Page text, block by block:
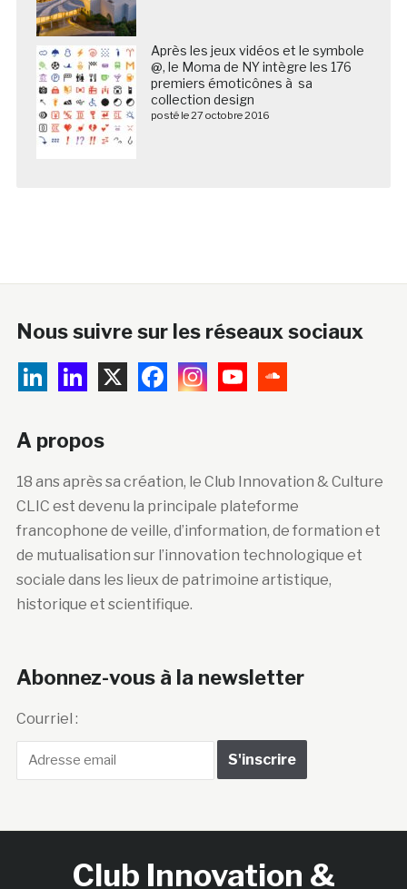
Après les jeux vidéos et le symbole
@, le Moma de NY intègre les 176
premiers émoticônes à sa
collection design
posté le 27 octobre 2016
Nous suivre sur les réseaux sociaux
A propos
18 ans après sa création, le Club Innovation & Culture
CLIC est devenu la principale plateforme
francophone de veille, d’information, de formation et
de mutualisation sur l’innovation technologique et
sociale dans les lieux de patrimoine artistique,
historique et scientifique.
Abonnez-vous à la newsletter
Courriel :
Club Innovation &